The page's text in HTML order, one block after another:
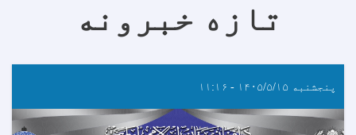
تازه خبرونه
پنجشنبه ۱۴۰۵/۵/۱۵ - ۱۱:۱۶